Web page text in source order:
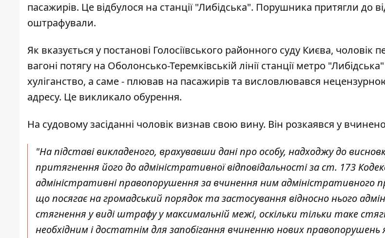
пасажирів. Це відбулося на станції "Либідська". Порушника притягли до
оштрафували.
Як вказується у постанові Голосіївського районного суду Києва, чоловік
вагоні потягу на Оболонсько-Теремківській лінії станції метро
хуліганство, а саме - плював на пасажирів та висловлювався
адресу. Це викликало обурення.
На судовому засіданні чоловік визнав свою вину. Він розкаявся у
"На підставі викладеного, врахувавши дані про особу, надходжу до
притягнення його до адміністративної відповідальності за ст. 173
адміністративні правопорушення за вчинення ним адміністративного
що посягає на громадський порядок та застосування відносно нього
стягнення у виді штрафу у максимальній межі, оскільки тільки таке
необхідним і достатнім для запобігання вчиненню нових правопорушень